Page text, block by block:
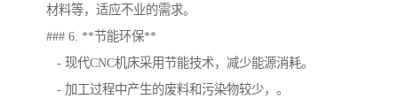
材料等，适应不业的需求。
### 6. **节能环保**
- 现代CNC机床采用节能技术，减少能源消耗。
- 加工过程中产生的废料和污染物较少，。